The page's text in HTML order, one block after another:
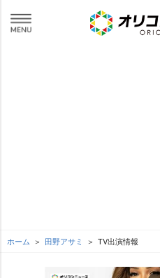
ホーム 田野アサミ TV出演情報